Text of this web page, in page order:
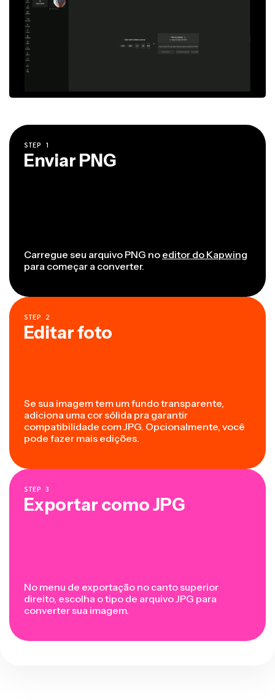
STEP 1
Enviar PNG
Carregue seu arquivo PNG no editor do Kapwing
para começar a converter.
STEP 2
Editar foto
Se sua imagem tem um fundo transparente,
adiciona uma cor sólida pra garantir
compatibilidade com JPG. Opcionalmente, você
pode fazer mais edições.
STEP 3
Exportar como JPG
No menu de exportação no canto superior
direito, escolha o tipo de arquivo JPG para
converter sua imagem.